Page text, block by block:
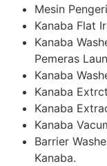
Mesin
Kanaba Flat
Kanaba
Pemeras
Kanaba
Kanaba
Kanaba
Kanaba
Barrier
Kanaba.